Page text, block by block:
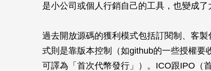
是小公司或個人行銷自己的工具，也變成了
過去開放源碼的獲利模式包括訂閱制、客
式則是靠版本控制（如github的一些授權要
可譯為「首次代幣發行」）。ICO跟IPO（